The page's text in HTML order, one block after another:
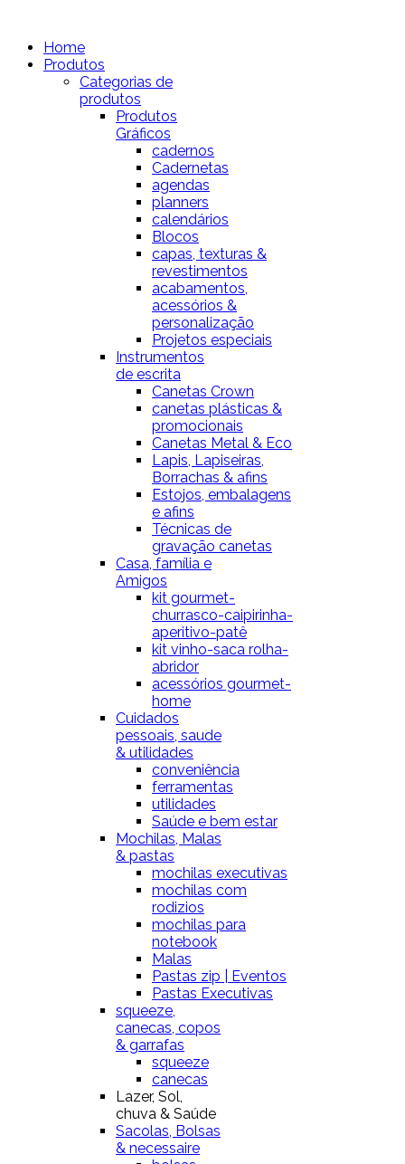
Home
Produtos
Categorias de
produtos
Produtos
Gráficos
cadernos
Cadernetas
agendas
planners
calendários
Blocos
capas, texturas &
revestimentos
acabamentos,
acessórios &
personalização
Projetos especiais
Instrumentos
de escrita
Canetas Crown
canetas plásticas &
promocionais
Canetas Metal & Eco
Lapis, Lapiseiras,
Borrachas & afins
Estojos, embalagens
e afins
Técnicas de
gravação canetas
Casa, família e
Amigos
kit gourmet-
churrasco-caipirinha-
aperitivo-patê
kit vinho-saca rolha-
abridor
acessórios gourmet-
home
Cuidados
pessoais, saude
& utilidades
conveniência
ferramentas
utilidades
Saúde e bem estar
Mochilas, Malas
& pastas
mochilas executivas
mochilas com
rodizios
mochilas para
notebook
Malas
Pastas zip | Eventos
Pastas Executivas
squeeze,
canecas, copos
& garrafas
squeeze
canecas
Lazer, Sol,
chuva & Saúde
Sacolas, Bolsas
& necessaire